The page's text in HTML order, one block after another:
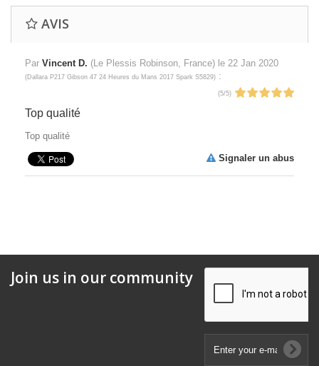
AVIS
Par Vincent D. (Le Plessis Robinson, France) le 22 Jan 2020
(Dallara P217 Gibson 47 24 Heures du Mans 2017 Spark S5829) :
(5/5)
Top qualité
Top qualité
Signaler un abus
Join us in our community